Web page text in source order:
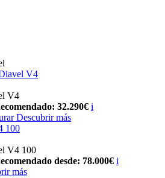
V4
V4
32.290€ i
Descubrir más
100
V4 100
desde: 78.000€ i
más